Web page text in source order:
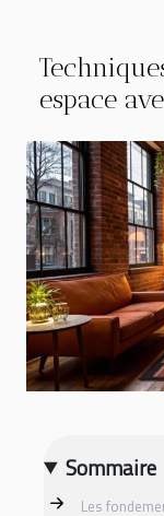
espace
Sommaire
Les